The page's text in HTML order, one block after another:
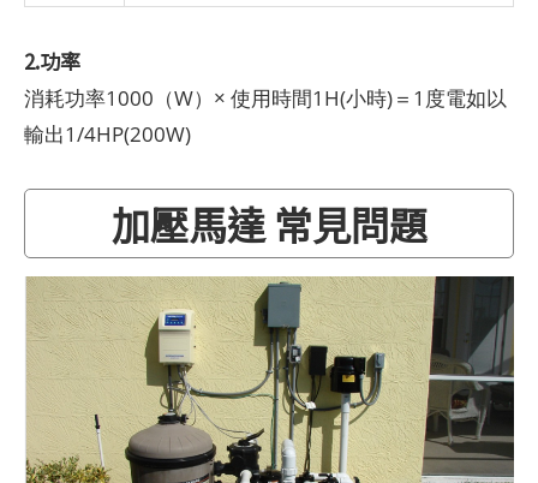
2.功率
消耗功率1000（W）× 使用時間1H(小時)＝1度電如以
輸出1/4HP(200W)
加壓馬達 常見問題